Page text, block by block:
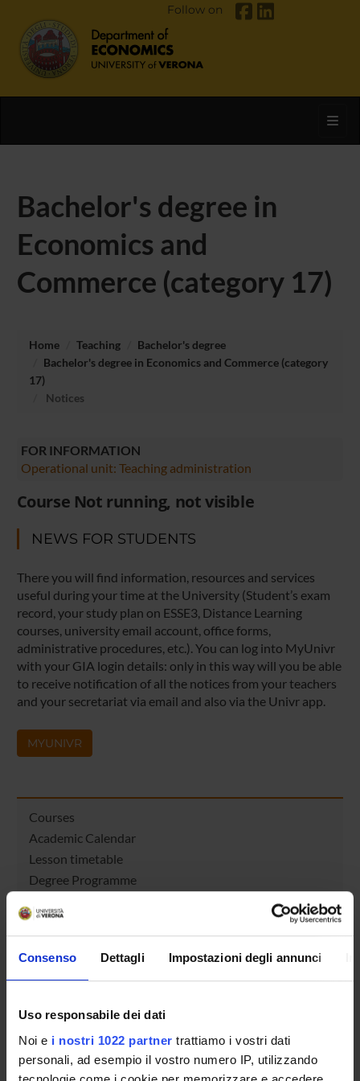
Consenso Dettagli Impostazioni degli annunci
Uso responsabile dei dati
Noi e i nostri 1022 partner trattiamo i vostri dati
personali, ad esempio il vostro numero IP, utilizzando
Follow on
Bachelor's degree in
Economics and
Commerce (category 17)
Home Teaching
Bachelor's degree
Bachelor's degree in Economics and Commerce (category
17)
Notices
FOR INFORMATION
Operational unit: Teaching administration
Course Not running, not visible
NEWS FOR STUDENTS
There you will find information, resources and services
useful during your time at the University (Student’s exam
record, your study plan on ESSE3, Distance Learning
courses, university email account, office forms,
administrative procedures, etc.). You can log into MyUnivr
with your GIA login details: only in this way will you be able
to receive notification of all the notices from your teachers
and your secretariat via email and also via the Univr app.
MYUNIVR
Courses
Academic Calendar
Lesson timetable
Degree Programme
Notices
Governing bodies
Faculty staff
Scholarships and Grants
Housing service
Documents